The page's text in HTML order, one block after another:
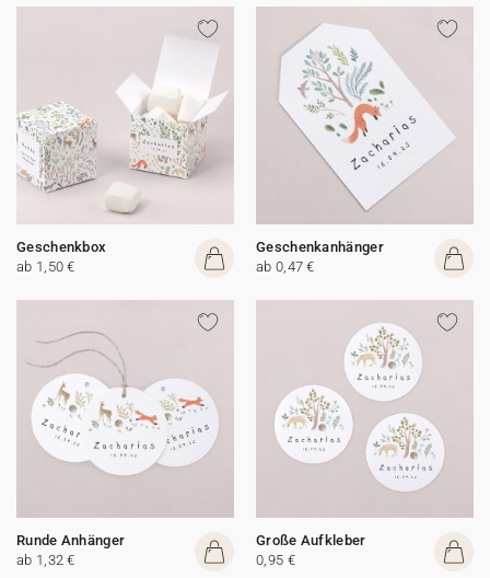
Geschenkbox
ab 1,50 €
Geschenkanhänger
ab 0,47 €
Runde Anhänger
ab 1,32 €
Große Aufkleber
0,95 €